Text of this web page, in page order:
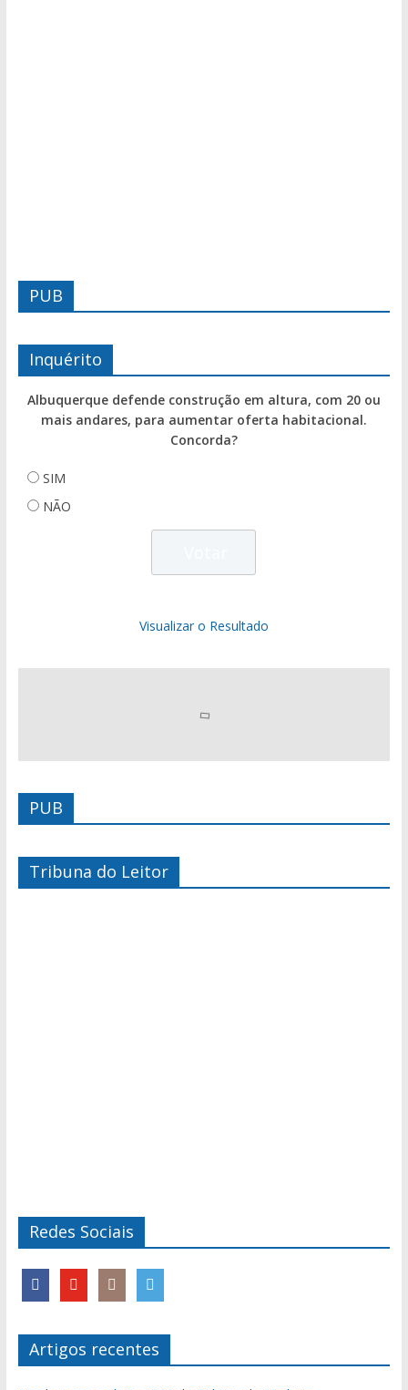
PUB
Inquérito
Albuquerque defende construção em altura, com 20 ou
mais andares, para aumentar oferta habitacional.
Concorda?
SIM
NÃO
Visualizar o Resultado
PUB
Tribuna do Leitor
Redes Sociais
Artigos recentes